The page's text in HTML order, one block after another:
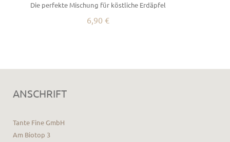
Die perfekte Mischung für köstliche Erdäpfel
6,90 €
ANSCHRIFT
Tante Fine GmbH
Am Biotop 3